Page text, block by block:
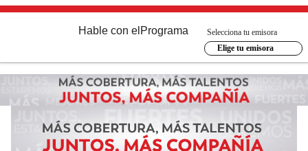
Hable con el Programa
Selecciona tu emisora
Elige tu emisora